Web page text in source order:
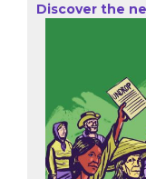
Discover the